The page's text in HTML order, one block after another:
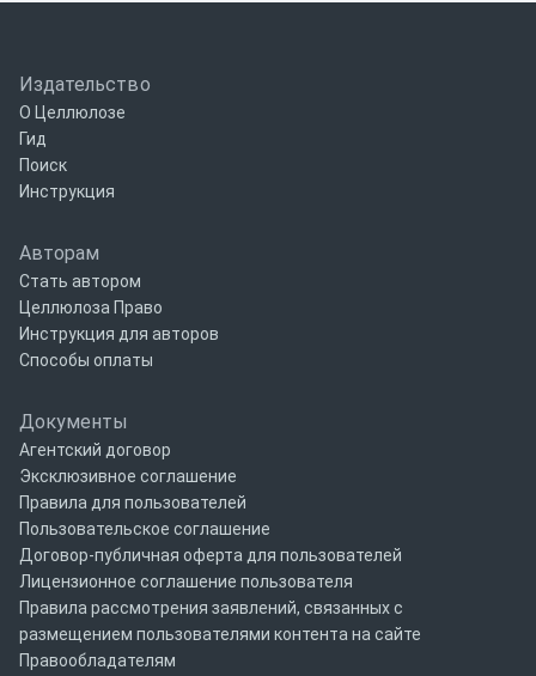
Издательство
О Целлюлозе
Гид
Поиск
Инструкция
Авторам
Стать автором
Целлюлоза Право
Инструкция для авторов
Способы оплаты
Документы
Агентский договор
Эксклюзивное соглашение
Правила для пользователей
Пользовательское соглашение
Договор-публичная оферта для пользователей
Лицензионное соглашение пользователя
Правила рассмотрения заявлений, связанных с
размещением пользователями контента на сайте
Правообладателям